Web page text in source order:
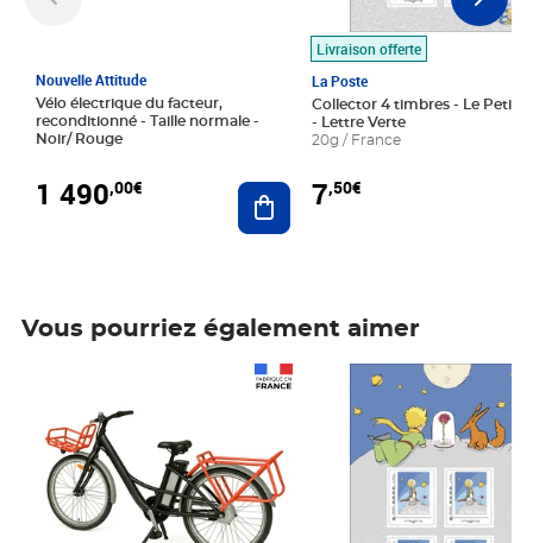
Nouvelle Attitude
Vélo électrique du facteur,
reconditionné - Taille normale -
Noir/ Rouge
1 490,00€ Ajouter au panier
Livraison offerte
La Poste
Collector 4 timbres - Le Petit
- Lettre Verte
20g / France
7,50€
Vous pourriez également aimer
Prix 7,50€